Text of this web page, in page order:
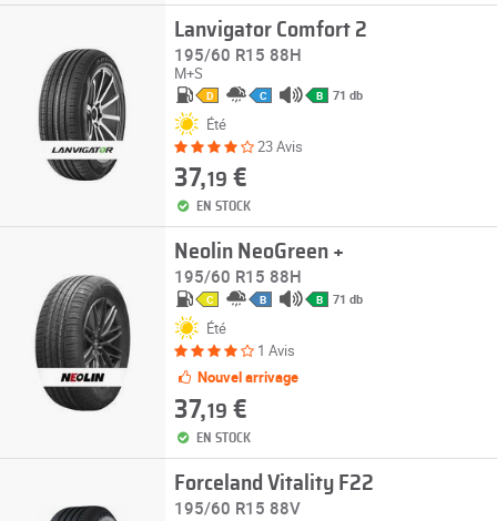
Lanvigator Comfort 2
195/60 R15 88H
M+S
D C B 71 db
Été
23 Avis
37,19 €
EN STOCK
Neolin NeoGreen +
195/60 R15 88H
C B B 71 db
Été
1 Avis
Nouvel arrivage
37,19 €
EN STOCK
Forceland Vitality F22
195/60 R15 88V